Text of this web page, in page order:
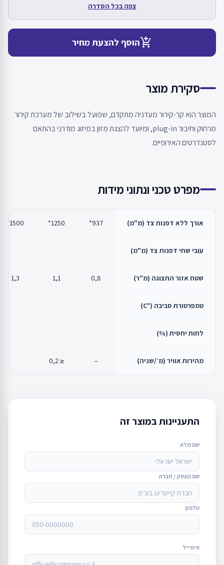
צפה בכל הסדרה
add_shopping_cartהוסף להצעת מחיר
סקירת מוצר
המוצר הוא קר-קירור מעדניה מתקדם, שפועל בשילוב של מערכת קירור
מרחוק וחיבור plug-in, ומיועד להצגת מזון במיזוג מודרני בהתאם
לסטנדרטים האירופיים.
מפרט טכני ונתוני מידות
אורך ללא דפנות צד (מ"מ) 937*
1250*
1500*
עובי שתי דפנות צד (מ"מ)
שטח אזור התצוגה (מ"ר) 0,8
1,1
1,3
טמפרטורת סביבה (°C)
לחות יחסית (%)
מהירות אוויר (מ׳/שניה) –
≤ 0,2
התעניינות במוצר זה
שם מלא
שם העסק / חברה
טלפון
אימייל